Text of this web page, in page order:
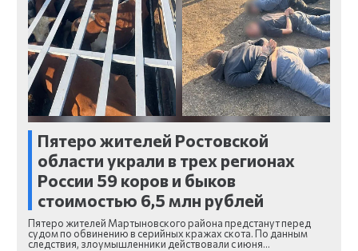
Пятеро жителей Ростовской
области украли в трех регионах
России 59 коров и быков
стоимостью 6,5 млн рублей
Пятеро жителей Мартыновского района предстанут перед
судом по обвинению в серийных кражах скота. По данным
следствия, злоумышленники действовали с июня…